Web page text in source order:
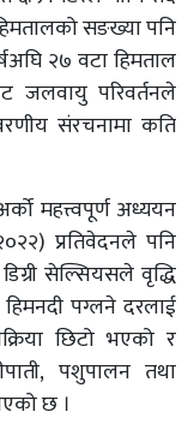
सङख्या पनि
२७ वटा हिमताल
जलवायु परिवर्तनले
संरचनामा कति
महत्त्वपूर्ण अध्ययन
प्रतिवेदनले पनि
सेल्सियसले वृद्धि
पग्लने दरलाई
छिटो भएको र
पशुपालन तथा
छ ।